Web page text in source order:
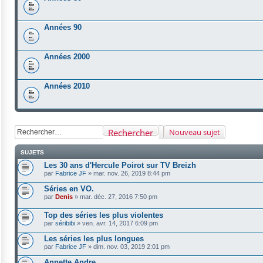
Années 90
Années 2000
Années 2010
Nouveau sujet
Rechercher
SUJETS
Les 30 ans d'Hercule Poirot sur TV Breizh
par Fabrice JF » mar. nov. 26, 2019 8:44 pm
Séries en VO.
par Denis » mar. déc. 27, 2016 7:50 pm
Top des séries les plus violentes
par séribibi » ven. avr. 14, 2017 6:09 pm
Les séries les plus longues
par Fabrice JF » dim. nov. 03, 2019 2:01 pm